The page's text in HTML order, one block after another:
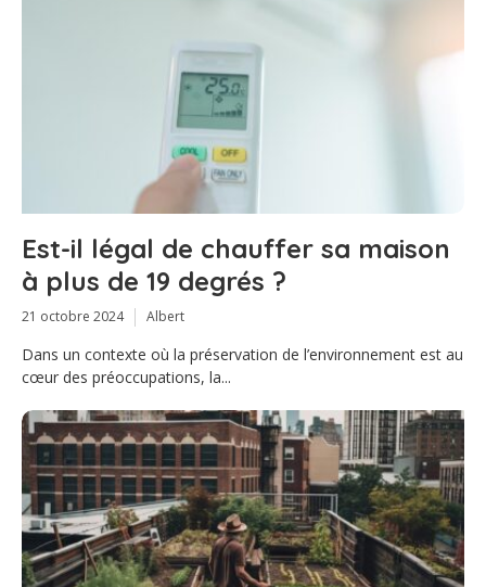
Est-il légal de chauffer sa maison
à plus de 19 degrés ?
21 octobre 2024 Albert
Dans un contexte où la préservation de l’environnement est au
cœur des préoccupations, la...